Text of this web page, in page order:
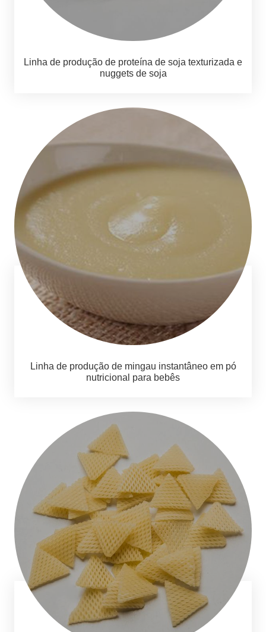
Linha de produção de proteína de soja texturizada e
nuggets de soja
Linha de produção de mingau instantâneo em pó
nutricional para bebês